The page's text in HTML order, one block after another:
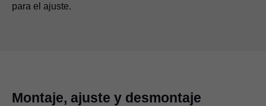
para el ajuste.
Montaje, ajuste y desmontaje